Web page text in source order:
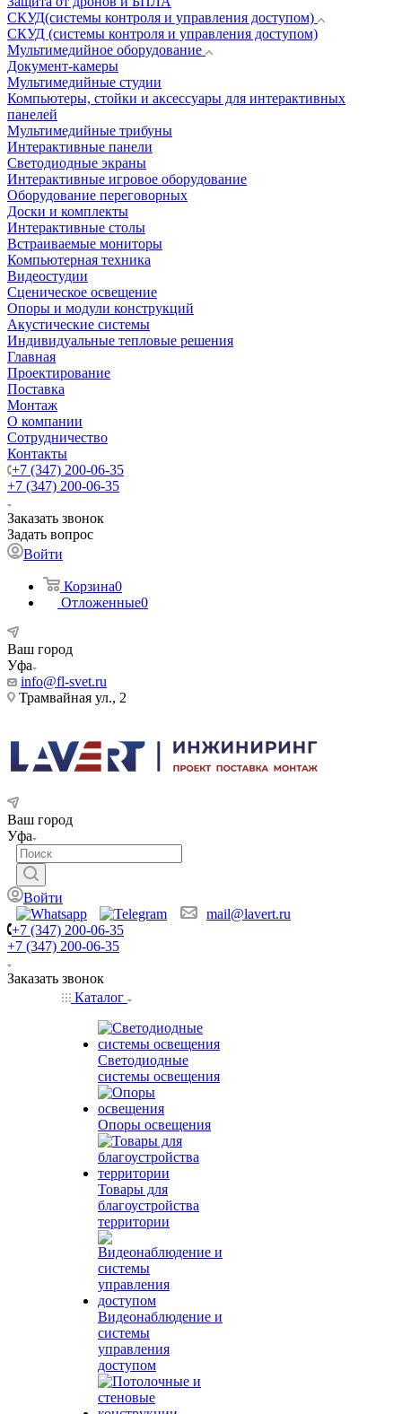
СКУД(системы контроля и управления доступом)
СКУД (системы контроля и управления доступом)
Мультимедийное оборудование
Документ-камеры
Мультимедийные студии
Компьютеры, стойки и аксессуары для интерактивных
панелей
Мультимедийные трибуны
Интерактивные панели
Светодиодные экраны
Интерактивные игровое оборудование
Оборудование переговорных
Доски и комплекты
Интерактивные столы
Встраиваемые мониторы
Компьютерная техника
Видеостудии
Cценическое освещение
Опоры и модули конструкций
Акустические системы
Индивидуальные тепловые решения
Главная
Проектирование
Поставка
Монтаж
О компании
Сотрудничество
Контакты
+7 (347) 200-06-35
+7 (347) 200-06-35
Заказать звонок
Задать вопрос
Войти
Корзина0
Отложенные0
Ваш город
Уфа
info@fl-svet.ru
Трамвайная ул., 2
Ваш город
Уфа
Войти
mail@lavert.ru
+7 (347) 200-06-35
+7 (347) 200-06-35
Заказать звонок
Каталог
Светодиодные
системы освещения
Опоры освещения
Товары для
благоустройства
территории
Видеонаблюдение и
системы
управления
доступом